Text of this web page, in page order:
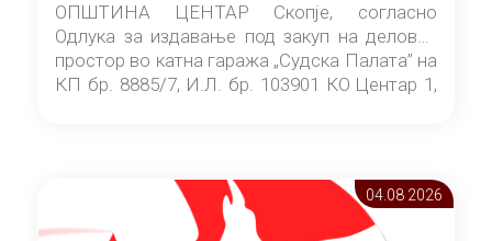
ОПШТИНА ЦЕНТАР Скопје, согласно
Одлука за издавање под закуп на деловен
простор во катна гаража „Судска Палата” на
КП бр. 8885/7, И.Л. бр. 103901 КО Центар 1,
Скопје” број 9/2026), за времетраење од 3
(три) години од денот на потпишувањето на
Договорот за закуп со најповолниот
04.08 2026